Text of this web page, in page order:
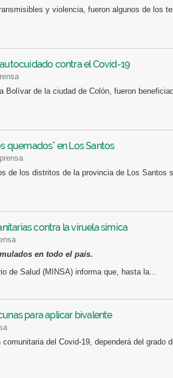
y violencia, fueron algunos de los
contra el Covid-19
Bolívar de la ciudad de Colón, fueron
quemados" en Los Santos
de los distritos de la provincia de Los Santos
contra la viruela símica
en todo el país.
de Salud (MINSA) informa que, hasta la...
para aplicar bivalente
del Covid-19, dependerá del